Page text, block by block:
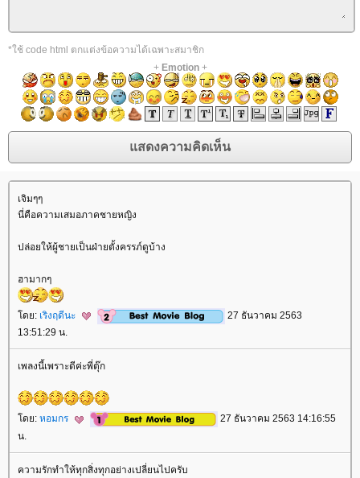
*ใช้ code html ตกแต่งข้อความได้เฉพาะสมาชิก
+ Emotion+
เจิมๆๆ
นี่คือความเสมอภาคชายหญิง
ปล่อยให้ผู้ชายเป็นฝ่ายตั้งครรภ์ดูบ้าง
ฮามากๆ
ดย: เริงฤดีนะ
27 ธันวาคม 2563
13:51:29 น.
เพลงนี้เพราะดีค่ะพี่ตุ๊ก
ดย: หอมกร
27 ธันวาคม 2563 14:16:55
น.
ความรักทำให้ทุกสิ่งทุกอย่างเปลี่ยนไปครับ